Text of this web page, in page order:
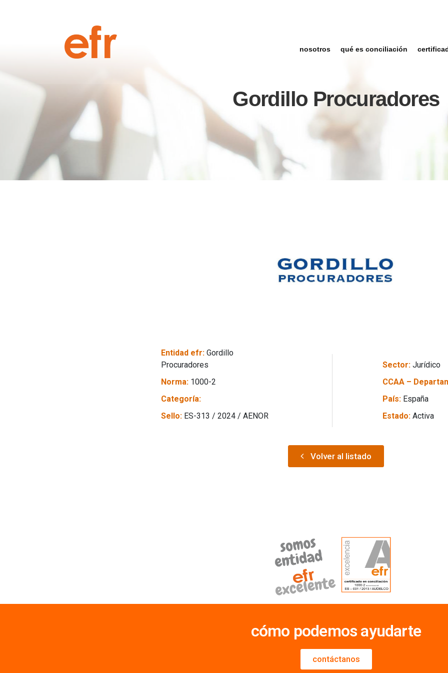
nosotros qué es conciliación
Gordillo Procuradores
Entidad efr: Gordillo
Procuradores
Norma: 1000-2
Categoría:
Sello: ES-313 / 2024 / AENOR
Sector: Jurídico
CCAA –
País: España
Estado: Activa
Volver al listado
cómo podemos ayudarte
contáctanos